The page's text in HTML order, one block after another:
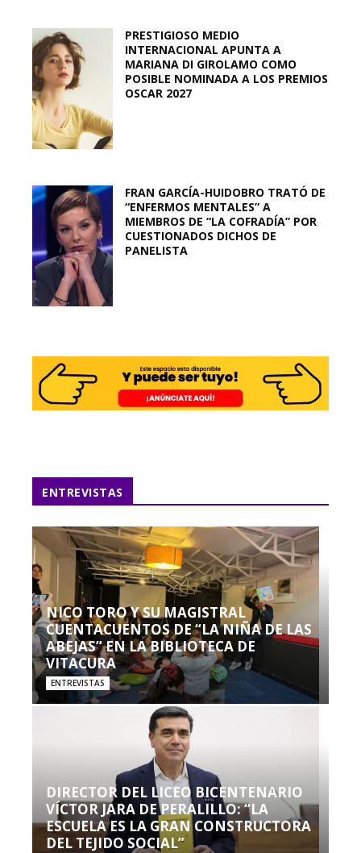
PRESTIGIOSO MEDIO
INTERNACIONAL APUNTA A
MARIANA DI GIROLAMO COMO
POSIBLE NOMINADA A LOS PREMIOS
OSCAR 2027
FRAN GARCÍA-HUIDOBRO TRATÓ DE
“ENFERMOS MENTALES” A
MIEMBROS DE “LA COFRADÍA” POR
CUESTIONADOS DICHOS DE
PANELISTA
ENTREVISTAS
NICO TORO Y SU MAGISTRAL
CUENTACUENTOS DE “LA NIÑA DE LAS
ABEJAS” EN LA BIBLIOTECA DE
VITACURA
ENTREVISTAS
DIRECTOR DEL LICEO BICENTENARIO
VÍCTOR JARA DE PERALILLO: “LA
ESCUELA ES LA GRAN CONSTRUCTORA
DEL TEJIDO SOCIAL”